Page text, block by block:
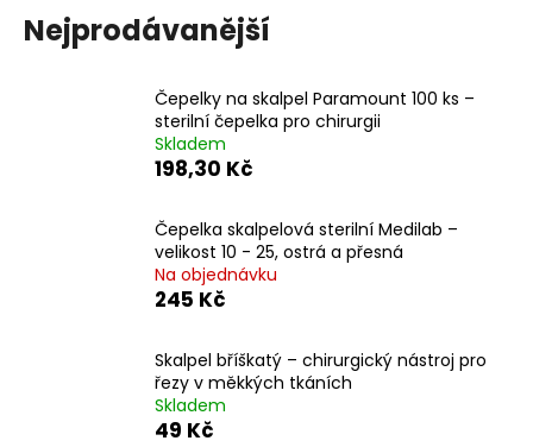
Nejprodávanější
Čepelky na skalpel Paramount 100 ks –
sterilní čepelka pro chirurgii
Skladem
198,30 Kč
Čepelka skalpelová sterilní Medilab –
velikost 10 - 25, ostrá a přesná
Na objednávku
245 Kč
Skalpel bříškatý – chirurgický nástroj pro
řezy v měkkých tkáních
Skladem
49 Kč
u
j